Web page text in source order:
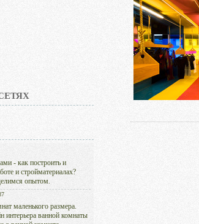
- как построить и
и стройматериалах?
опытом.
маленького размера.
интерьера ванной комнаты